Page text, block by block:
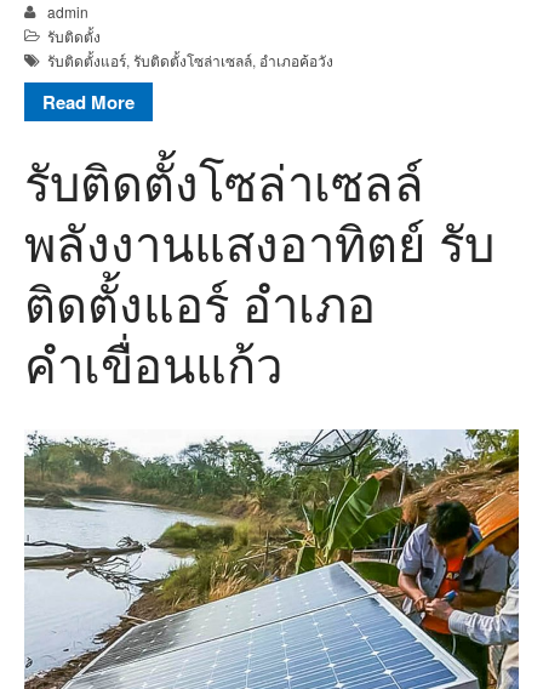
admin
รับติดตั้ง
รับติดตั้งแอร์, รับติดตั้งโซล่าเซลล์, อำเภอค้อวัง
Read More
รับติดตั้งโซล่าเซลล์
พลังงานแสงอาทิตย์ รับ
ติดตั้งแอร์ อำเภอ
คำเขื่อนแก้ว